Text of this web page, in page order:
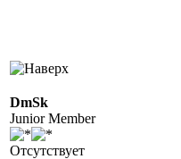
DmSk
Junior Member
Отсутствует